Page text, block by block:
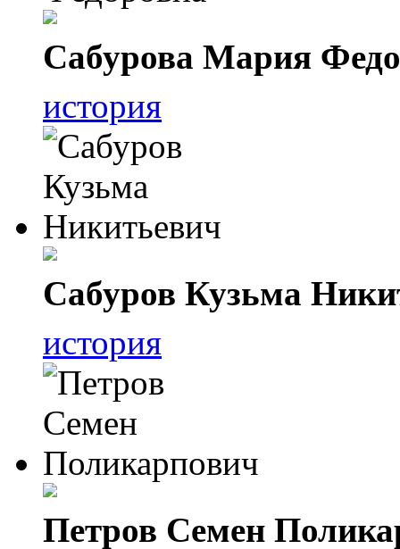
Сабурова Мария
история
Сабуров Кузьма
история
Петров Семен